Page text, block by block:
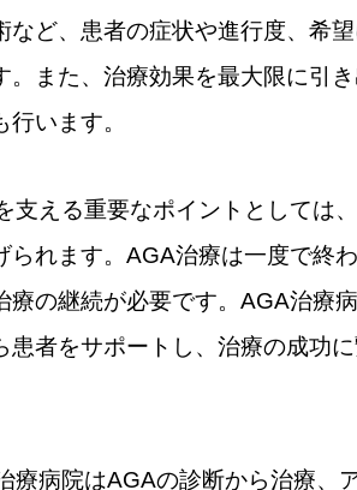
など、患者の症状や進行度、希
。また、治療効果を最大限に引
います。
支える重要なポイントとしては
られます。AGA治療は一度で終
療の継続が必要です。AGA治療
患者をサポートし、治療の成功
療病院はAGAの診断から治療、